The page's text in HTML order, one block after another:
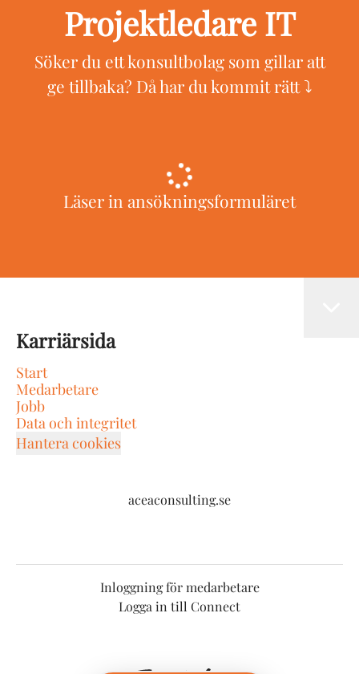
Projektledare IT
Söker du ett konsultbolag som gillar att
ge tillbaka? Då har du kommit rätt ⤵️
Läser in ansökningsformuläret
Karriärsida
Start
Medarbetare
Jobb
Data och integritet
Hantera cookies
aceaconsulting.se
Inloggning för medarbetare
Logga in till Connect